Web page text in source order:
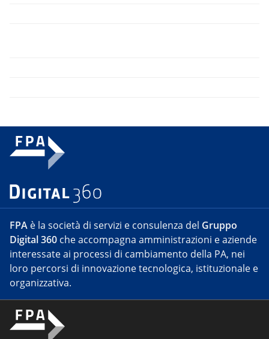
FPA è la società di servizi e consulenza del Gruppo
Digital 360 che accompagna amministrazioni e aziende
interessate ai processi di cambiamento della PA, nei
loro percorsi di innovazione tecnologica, istituzionale e
organizzativa.